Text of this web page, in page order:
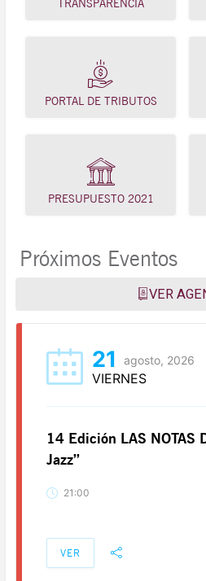
TRANSPARENCIA
PORTAL DE TRIBUTOS
PRESUPUESTO 2021
Próximos Eventos
VER
21 agosto, 2026
VIERNES
14 Edición LAS NOTAS
Jazz”
21:00
VER